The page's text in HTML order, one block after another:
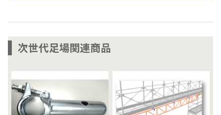
次世代足場関連商品